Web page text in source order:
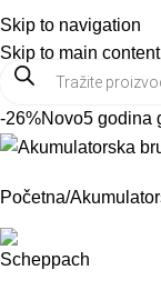
Skip to navigation
Skip to main content
Meni
-26%Novo5 godina
Početna